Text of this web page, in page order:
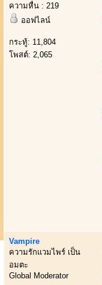
ความหื่น : 219
ออฟไลน์
กระทู้: 11,804
โพสต์: 2,065
Vampire
ความรักแวมไพร์ เป็น
อมตะ
Global Moderator